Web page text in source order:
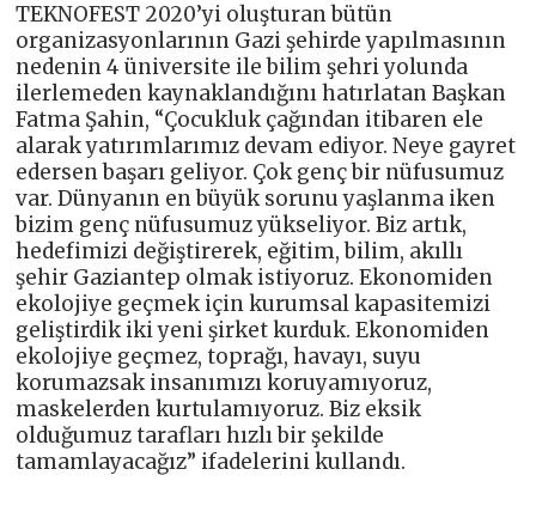
TEKNOFEST 2020’yi oluşturan bütün
organizasyonlarının Gazi şehirde yapılmasının
nedenin 4 üniversite ile bilim şehri yolunda
ilerlemeden kaynaklandığını hatırlatan Başkan
Fatma Şahin, “Çocukluk çağından itibaren ele
alarak yatırımlarımız devam ediyor. Neye gayret
edersen başarı geliyor. Çok genç bir nüfusumuz
var. Dünyanın en büyük sorunu yaşlanma iken
bizim genç nüfusumuz yükseliyor. Biz artık,
hedefimizi değiştirerek, eğitim, bilim, akıllı
şehir Gaziantep olmak istiyoruz. Ekonomiden
ekolojiye geçmek için kurumsal kapasitemizi
geliştirdik iki yeni şirket kurduk. Ekonomiden
ekolojiye geçmez, toprağı, havayı, suyu
korumazsak insanımızı koruyamıyoruz,
maskelerden kurtulamıyoruz. Biz eksik
olduğumuz tarafları hızlı bir şekilde
tamamlayacağız” ifadelerini kullandı.